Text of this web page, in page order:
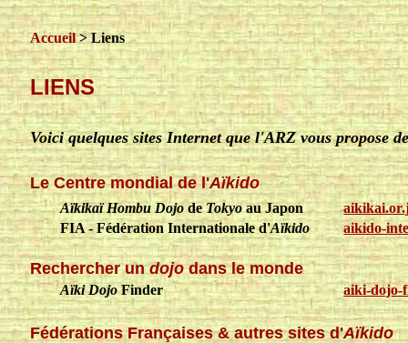
Accueil> Liens
LIENS
Voici quelques sites Internet que l'ARZ vous propose
Le Centre mondial de l'Aïkido
Aïkikaï Hombu Dojo deTokyoau Japon
FIA - Fédération Internationale d'Aïkido aikido-
Rechercher undojodans le monde
Aïki DojoFinder aiki-dojo-
Fédérations Françaises & autres sites d'Aïkido